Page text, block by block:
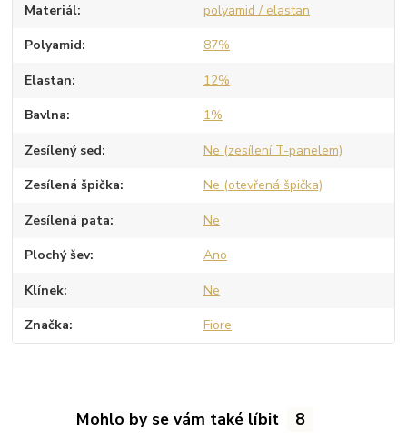
Materiál polyamid / elastan
Polyamid 87%
Elastan 12%
Bavlna 1%
Zesílený sed Ne (zesílení T-panelem)
Zesílená špička Ne (otevřená špička)
Zesílená pata Ne
Plochý šev Ano
Klínek Ne
Značka Fiore
Mohlo by se vám také líbit 8